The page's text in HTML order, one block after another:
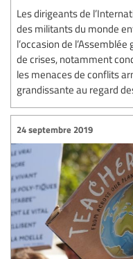
Les dirigeants de
des militants du monde
l’occasion de
de crises, notamment
les menaces de conflits
grandissante au regard
24 septembre 2019